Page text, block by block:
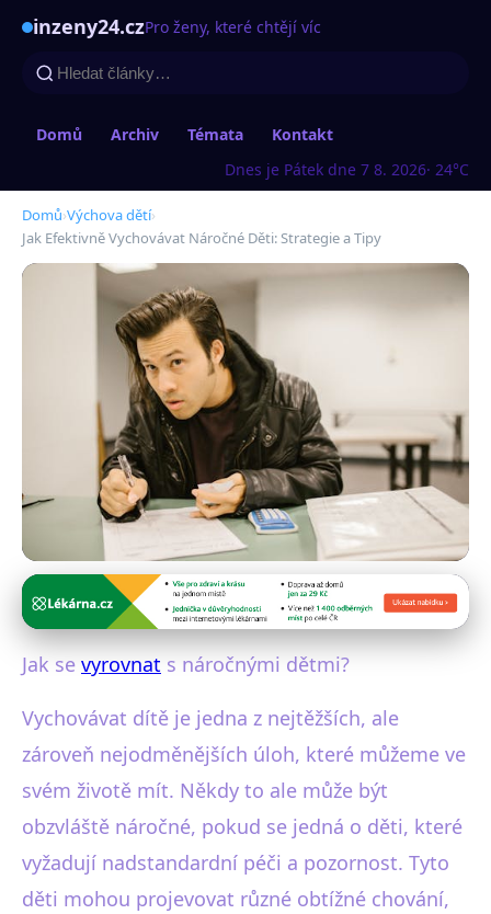
inzeny24.czPro ženy, které chtějí víc
Domů Archiv Témata
Kontakt
Dnes je Pátek dne 7 8. 2026· 24°C
Domů›Výchova dětí›
Jak Efektivně Vychovávat Náročné Děti: Strategie a Tipy
Výchova dětí
Jak Efektivně Vychovávat
· 5 min čtení · Autor: Jana Pavlíková
Jak se vyrovnat s náročnými dětmi?
Vychovávat dítě je jedna z nejtěžších, ale
zároveň nejodměnějších úloh, které můžeme ve
svém životě mít. Někdy to ale může být
obzvláště náročné, pokud se jedná o děti, které
vyžadují nadstandardní péči a pozornost. Tyto
děti mohou projevovat různé obtížné chování,